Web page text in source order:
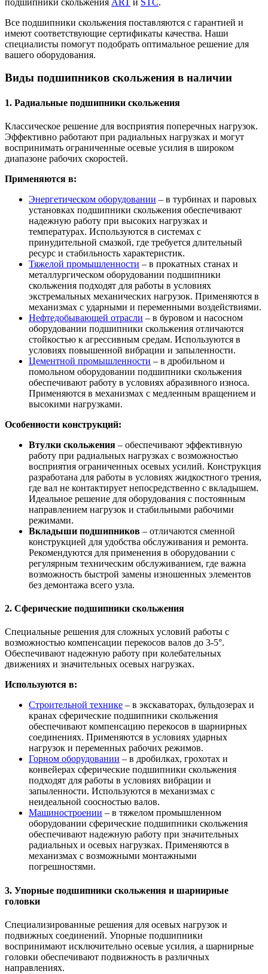
Все подшипники скольжения поставляются с гарантией и
имеют соответствующие сертификаты качества. Наши
специалисты помогут подобрать оптимальное решение для
вашего оборудования.
Виды подшипников скольжения в наличии
1. Радиальные подшипники скольжения
Классическое решение для восприятия поперечных нагрузок.
Эффективно работают при радиальных нагрузках и могут
воспринимать ограниченные осевые усилия в широком
диапазоне рабочих скоростей.
Применяются в:
Энергетическом оборудовании – в турбинах и паровых
установках подшипники скольжения обеспечивают
надежную работу при высоких нагрузках и
температурах. Используются в системах с
принудительной смазкой, где требуется длительный
ресурс и стабильность характеристик.
Тяжелой промышленности – в прокатных станах и
металлургическом оборудовании подшипники
скольжения подходят для работы в условиях
экстремальных механических нагрузок. Применяются в
механизмах с ударными и переменными воздействиями.
Нефтедобывающей отрасли – в буровом и насосном
оборудовании подшипники скольжения отличаются
стойкостью к агрессивным средам. Используются в
условиях повышенной вибрации и запыленности.
Цементной промышленности – в дробильном и
помольном оборудовании подшипники скольжения
обеспечивают работу в условиях абразивного износа.
Применяются в механизмах с медленным вращением и
высокими нагрузками.
Особенности конструкций:
Втулки скольжения – обеспечивают эффективную
работу при радиальных нагрузках с возможностью
восприятия ограниченных осевых усилий. Конструкция
разработана для работы в условиях жидкостного трения,
где вал не контактирует непосредственно с вкладышем.
Идеальное решение для оборудования с постоянным
направлением нагрузок и стабильными рабочими
режимами.
Вкладыши подшипников – отличаются сменной
конструкцией для удобства обслуживания и ремонта.
Рекомендуются для применения в оборудовании с
регулярным техническим обслуживанием, где важна
возможность быстрой замены изношенных элементов
без демонтажа всего узла.
2. Сферические подшипники скольжения
Специальные решения для сложных условий работы с
возможностью компенсации перекосов валов до 3-5°.
Обеспечивают надежную работу при колебательных
движениях и значительных осевых нагрузках.
Используются в:
Строительной технике – в экскаваторах, бульдозерах и
кранах сферические подшипники скольжения
обеспечивают компенсацию перекосов в шарнирных
соединениях. Применяются в условиях ударных
нагрузок и переменных рабочих режимов.
Горном оборудовании – в дробилках, грохотах и
конвейерах сферические подшипники скольжения
подходят для работы в условиях вибрации и
запыленности. Используются в механизмах с
неидеальной соосностью валов.
Машиностроении – в тяжелом промышленном
оборудовании сферические подшипники скольжения
обеспечивают надежную работу при значительных
радиальных и осевых нагрузках. Применяются в
механизмах с возможными монтажными
погрешностями.
3. Упорные подшипники скольжения и шарнирные
головки
Специализированные решения для осевых нагрузок и
подвижных соединений. Упорные подшипники
воспринимают исключительно осевые усилия, а шарнирные
головки обеспечивают подвижность в различных
направлениях.